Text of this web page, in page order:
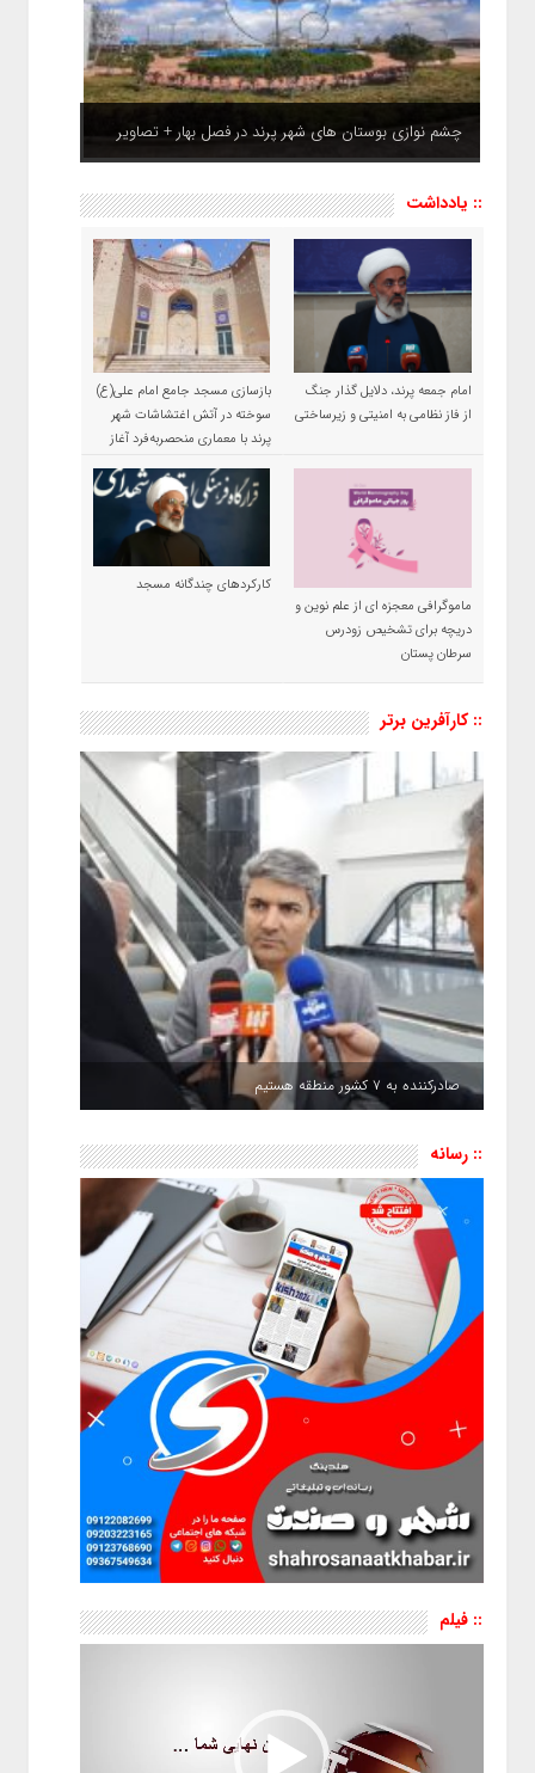
چشم نوازی بوستان های شهر پرند در فصل بهار + تصاویر
:: یادداشت
امام جمعه پرند، دلایل گذار جنگ
از فاز نظامی به امنیتی و زیرساختی
بازسازی مسجد جامع امام علی(ع)
سوخته در آتش اغتشاشات شهر
پرند با معماری منحصربه‌فرد آغاز
ماموگرافی معجزه ای از علم نوین و
دریچه برای تشخیص زودرس
سرطان پستان
کارکردهای چندگانه مسجد
:: کارآفرین برتر
صادرکننده به ۷ کشور منطقه هستیم
:: رسانه
:: فیلم
نمایشگر